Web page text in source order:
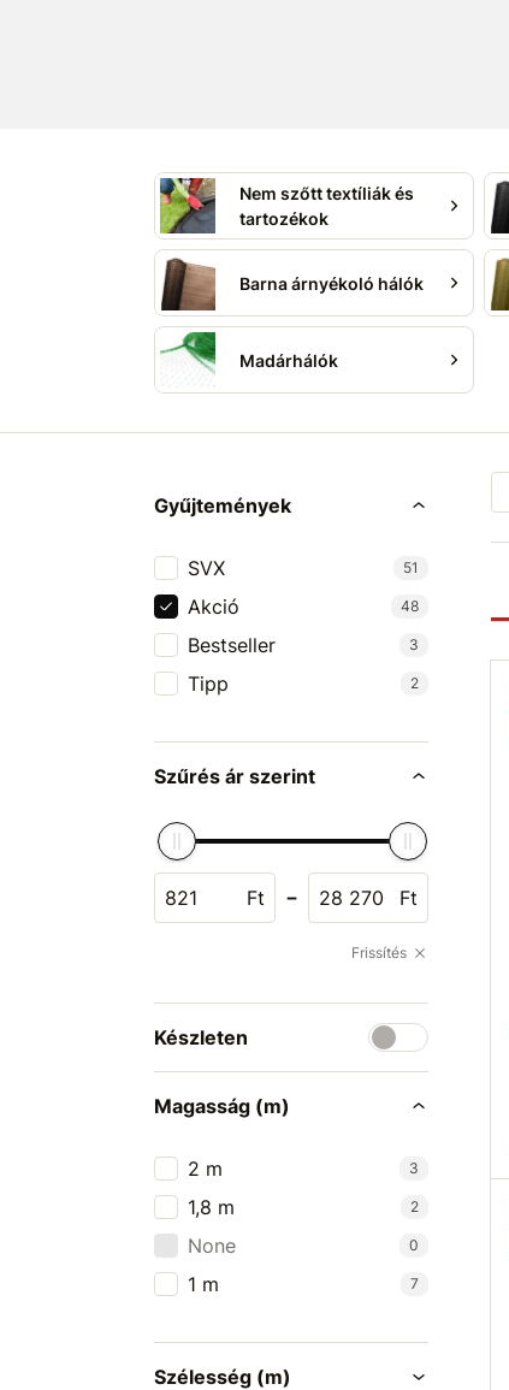
kényelmet!Nem szőtt textíliák és
tartozékok
Barna árnyékoló hálók
Madárhálók
Gyűjtemények
SVX 51
Akció 48
Bestseller 3
Tipp 2
Szűrés ár szerint
Ft - Ft
Frissítés
Készleten
Magasság (m)
2 m 3
1,8 m 2
None 0
1 m 7
Szélesség (m)